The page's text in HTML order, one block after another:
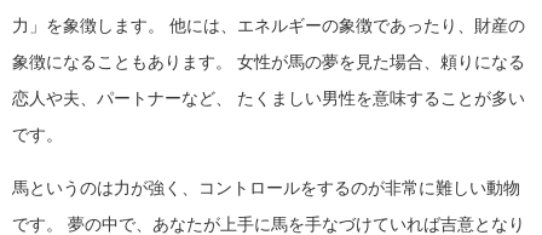
力」を象徴します。
他には、エネルギーの象徴であったり、財産の
象徴になることもあります。
女性が馬の夢を見た場合、頼りになる
恋人や夫、パートナーなど、
たくましい男性を意味することが多い
です。
馬というのは力が強く、コントロールをするのが非常に難しい動物
です。
夢の中で、あなたが上手に馬を手なづけていれば吉意となり